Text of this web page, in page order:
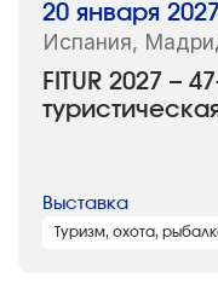
FITUR 2027 –
20 января
Испания,
Выставка
Туризм, охота,